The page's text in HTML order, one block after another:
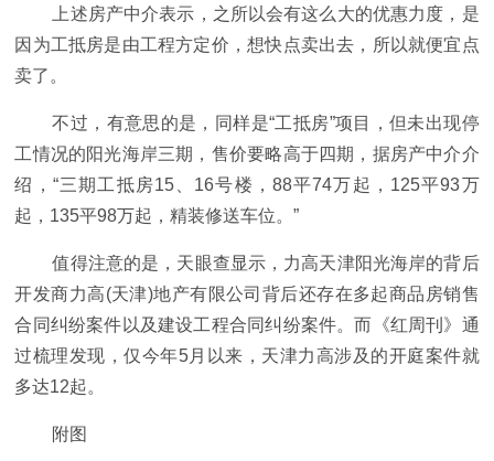
上述房产中介表示，之所以会有这么大的优惠力度，是
因为工抵房是由工程方定价，想快点卖出去，所以就便宜点
卖了。
不过，有意思的是，同样是“工抵房”项目，但未出现停
工情况的阳光海岸三期，售价要略高于四期，据房产中介介
绍，“三期工抵房15、16号楼，88平74万起，125平93万
起，135平98万起，精装修送车位。”
值得注意的是，天眼查显示，力高天津阳光海岸的背后
开发商力高(天津)地产有限公司背后还存在多起商品房销售
合同纠纷案件以及建设工程合同纠纷案件。而《红周刊》通
过梳理发现，仅今年5月以来，天津力高涉及的开庭案件就
多达12起。
附图